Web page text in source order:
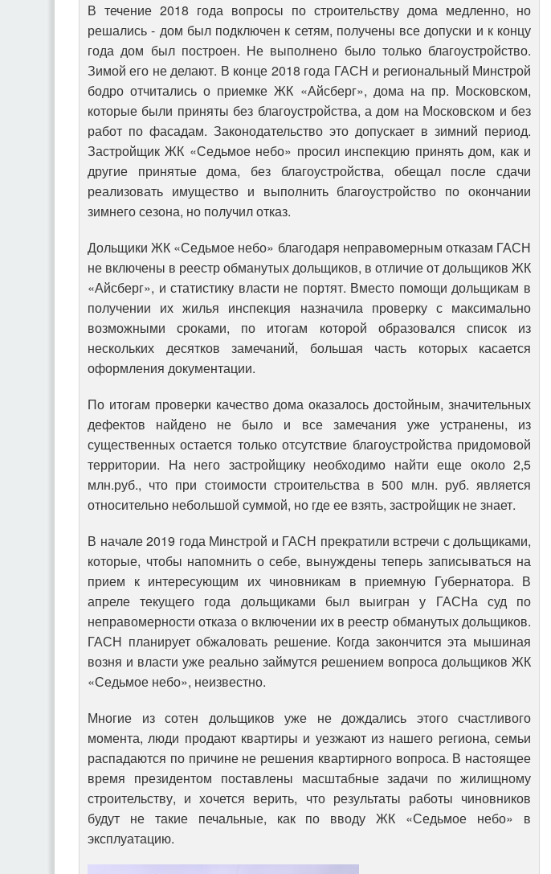
В течение 2018 года вопросы по строительству дома медленно, но
решались - дом был подключен к сетям, получены все допуски и к концу
года дом был построен. Не выполнено было только благоустройство.
Зимой его не делают. В конце 2018 года ГАСН и региональный Минстрой
бодро отчитались о приемке ЖК «Айсберг», дома на пр. Московском,
которые были приняты без благоустройства, а дом на Московском и без
работ по фасадам. Законодательство это допускает в зимний период.
Застройщик ЖК «Седьмое небо» просил инспекцию принять дом, как и
другие принятые дома, без благоустройства, обещал после сдачи
реализовать имущество и выполнить благоустройство по окончании
зимнего сезона, но получил отказ.
Дольщики ЖК «Седьмое небо» благодаря неправомерным отказам ГАСН
не включены в реестр обманутых дольщиков, в отличие от дольщиков ЖК
«Айсберг», и статистику власти не портят. Вместо помощи дольщикам в
получении их жилья инспекция назначила проверку с максимально
возможными сроками, по итогам которой образовался список из
нескольких десятков замечаний, большая часть которых касается
оформления документации.
По итогам проверки качество дома оказалось достойным, значительных
дефектов найдено не было и все замечания уже устранены, из
существенных остается только отсутствие благоустройства придомовой
территории. На него застройщику необходимо найти еще около 2,5
млн.руб., что при стоимости строительства в 500 млн. руб. является
относительно небольшой суммой, но где ее взять, застройщик не знает.
В начале 2019 года Минстрой и ГАСН прекратили встречи с дольщиками,
которые, чтобы напомнить о себе, вынуждены теперь записываться на
прием к интересующим их чиновникам в приемную Губернатора. В
апреле текущего года дольщиками был выигран у ГАСНа суд по
неправомерности отказа о включении их в реестр обманутых дольщиков.
ГАСН планирует обжаловать решение. Когда закончится эта мышиная
возня и власти уже реально займутся решением вопроса дольщиков ЖК
«Седьмое небо», неизвестно.
Многие из сотен дольщиков уже не дождались этого счастливого
момента, люди продают квартиры и уезжают из нашего региона, семьи
распадаются по причине не решения квартирного вопроса. В настоящее
время президентом поставлены масштабные задачи по жилищному
строительству, и хочется верить, что результаты работы чиновников
будут не такие печальные, как по вводу ЖК «Седьмое небо» в
эксплуатацию.